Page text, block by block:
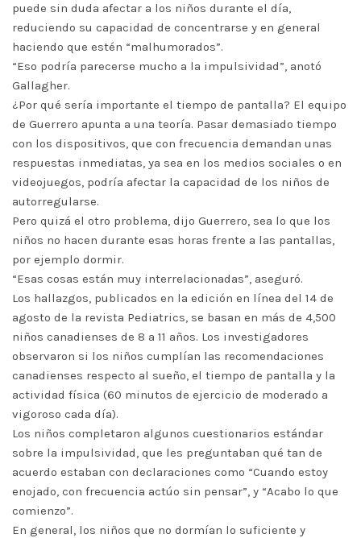
puede sin duda afectar a los niños durante el día,
reduciendo su capacidad de concentrarse y en general
haciendo que estén “malhumorados”.
“Eso podría parecerse mucho a la impulsividad”, anotó
Gallagher.
¿Por qué sería importante el tiempo de pantalla? El equipo
de Guerrero apunta a una teoría. Pasar demasiado tiempo
con los dispositivos, que con frecuencia demandan unas
respuestas inmediatas, ya sea en los medios sociales o en
videojuegos, podría afectar la capacidad de los niños de
autorregularse.
Pero quizá el otro problema, dijo Guerrero, sea lo que los
niños no hacen durante esas horas frente a las pantallas,
por ejemplo dormir.
“Esas cosas están muy interrelacionadas”, aseguró.
Los hallazgos, publicados en la edición en línea del 14 de
agosto de la revista Pediatrics, se basan en más de 4,500
niños canadienses de 8 a 11 años. Los investigadores
observaron si los niños cumplían las recomendaciones
canadienses respecto al sueño, el tiempo de pantalla y la
actividad física (60 minutos de ejercicio de moderado a
vigoroso cada día).
Los niños completaron algunos cuestionarios estándar
sobre la impulsividad, que les preguntaban qué tan de
acuerdo estaban con declaraciones como “Cuando estoy
enojado, con frecuencia actúo sin pensar”, y “Acabo lo que
comienzo”.
En general, los niños que no dormían lo suficiente y